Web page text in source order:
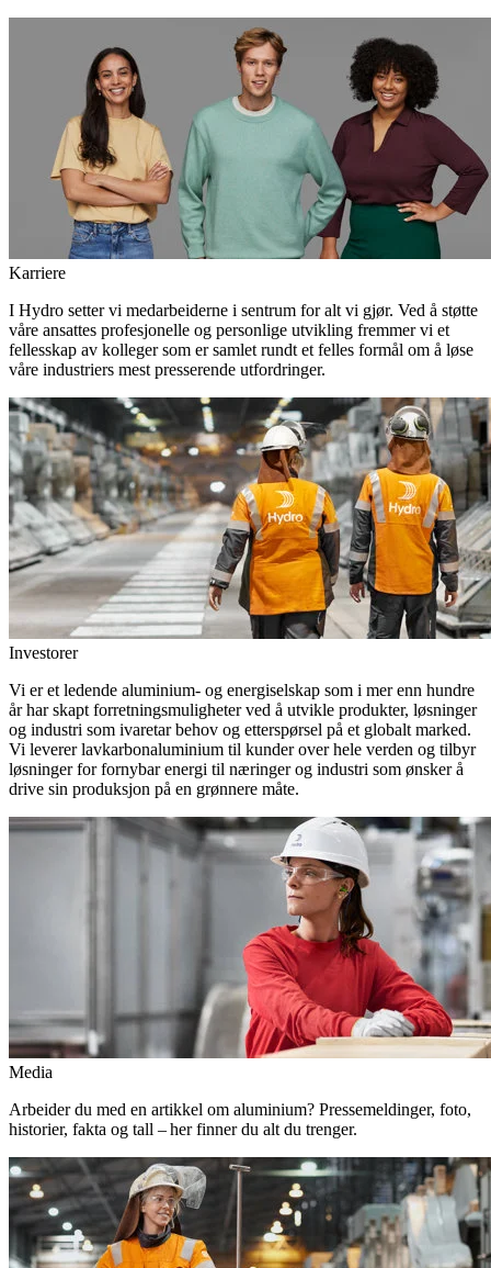
Karriere
I Hydro setter vi medarbeiderne i sentrum for alt vi gjør. Ved å støtte
våre ansattes profesjonelle og personlige utvikling fremmer vi et
fellesskap av kolleger som er samlet rundt et felles formål om å løse
våre industriers mest presserende utfordringer.
Investorer
Vi er et ledende aluminium- og energiselskap som i mer enn hundre
år har skapt forretningsmuligheter ved å utvikle produkter, løsninger
og industri som ivaretar behov og etterspørsel på et globalt marked.
Vi leverer lavkarbonaluminium til kunder over hele verden og tilbyr
løsninger for fornybar energi til næringer og industri som ønsker å
drive sin produksjon på en grønnere måte.
Media
Arbeider du med en artikkel om aluminium? Pressemeldinger, foto,
historier, fakta og tall – her finner du alt du trenger.